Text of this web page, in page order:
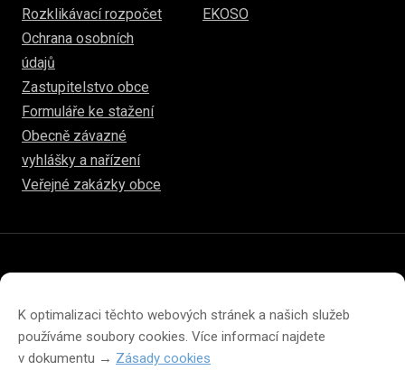
K optimalizaci těchto webových stránek a našich služeb
používáme soubory cookies. Více informací najdete
v dokumentu → Zásady cookies
Rozklikávací rozpočet
Ochrana osobních
údajů
Zastupitelstvo obce
Formuláře ke stažení
Obecně závazné
vyhlášky a nařízení
Veřejné zakázky obce
EKOSO
Prohlášení o přístupnosti
Prohlášení o ochraně soukromí
Zásady cookies (EU)